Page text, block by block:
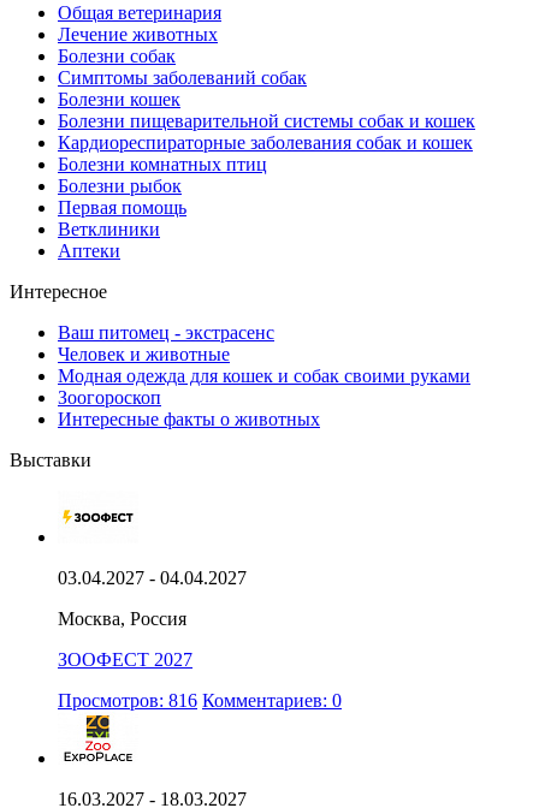
Общая ветеринария
Лечение животных
Болезни собак
Симптомы заболеваний собак
Болезни кошек
Болезни пищеварительной системы собак и кошек
Кардиореспираторные заболевания собак и кошек
Болезни комнатных птиц
Болезни рыбок
Первая помощь
Ветклиники
Аптеки
Интересное
Ваш питомец - экстрасенс
Человек и животные
Модная одежда для кошек и собак своими руками
Зоогороскоп
Интересные факты о животных
Выставки
03.04.2027 - 04.04.2027
Москва, Россия
ЗООФЕСТ 2027
Просмотров: 816 Комментариев: 0
16.03.2027 - 18.03.2027